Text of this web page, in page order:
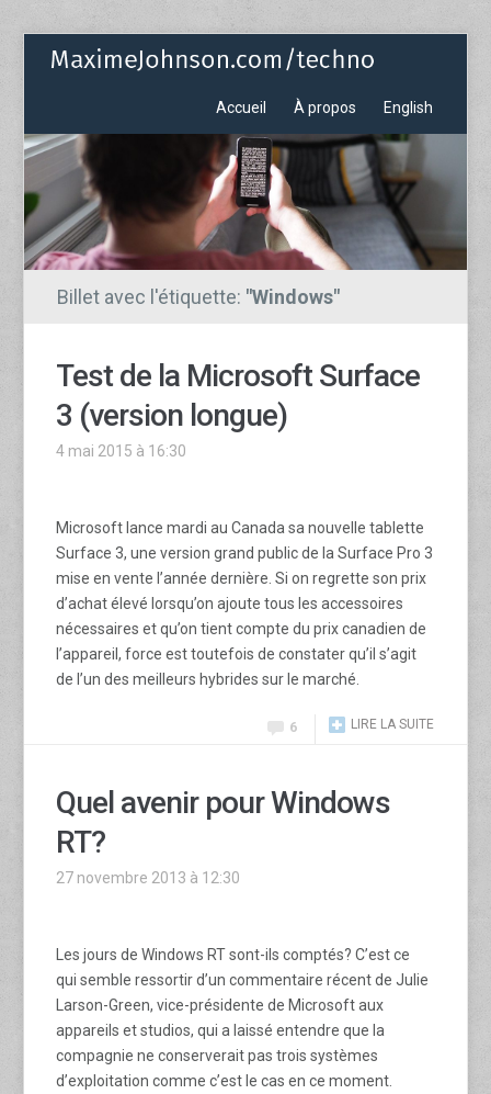
Accueil À propos English
Billet avec l'étiquette: "Windows"
Test de la Microsoft Surface
3 (version longue)
4 mai 2015 à 16:30
Microsoft lance mardi au Canada sa nouvelle tablette
Surface 3, une version grand public de la Surface Pro 3
mise en vente l’année dernière. Si on regrette son prix
d’achat élevé lorsqu’on ajoute tous les accessoires
nécessaires et qu’on tient compte du prix canadien de
l’appareil, force est toutefois de constater qu’il s’agit
de l’un des meilleurs hybrides sur le marché.
LIRE LA SUITE
6
Quel avenir pour Windows
RT?
27 novembre 2013 à 12:30
Les jours de Windows RT sont-ils comptés? C’est ce
qui semble ressortir d’un commentaire récent de Julie
Larson-Green, vice-présidente de Microsoft aux
appareils et studios, qui a laissé entendre que la
compagnie ne conserverait pas trois systèmes
d’exploitation comme c’est le cas en ce moment.